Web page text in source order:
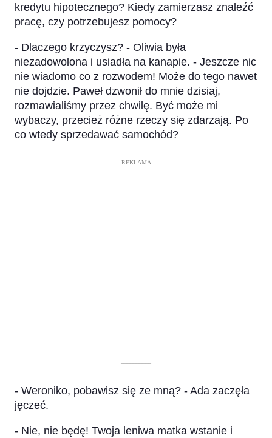
kredytu hipotecznego? Kiedy zamierzasz znaleźć
pracę, czy potrzebujesz pomocy?
- Dlaczego krzyczysz? - Oliwia była
niezadowolona i usiadła na kanapie. - Jeszcze nic
nie wiadomo co z rozwodem! Może do tego nawet
nie dojdzie. Paweł dzwonił do mnie dzisiaj,
rozmawialiśmy przez chwilę. Być może mi
wybaczy, przecież różne rzeczy się zdarzają. Po
co wtedy sprzedawać samochód?
––––– REKLAMA –––––
––––––––––
- Weroniko, pobawisz się ze mną? - Ada zaczęła
jęczeć.
- Nie, nie będę! Twoja leniwa matka wstanie i